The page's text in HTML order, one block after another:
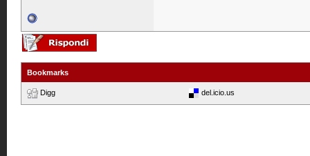
Bookmarks
Digg del.icio.us